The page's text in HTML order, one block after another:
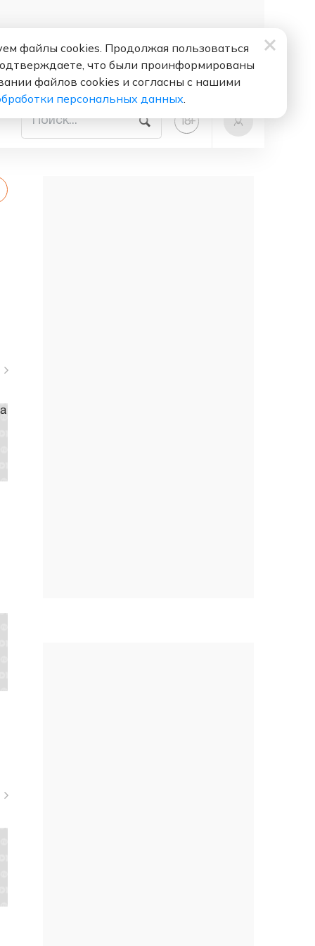
18+
файлы cookies. Продолжая пользоваться
что были проинформированы
файлов cookies и согласны с нашими
персональных данных.